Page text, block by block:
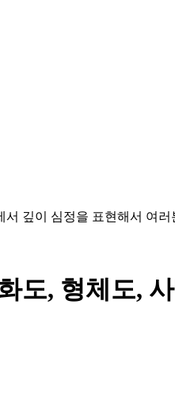
깊이 심정을 표현해서 여
도, 형체도,